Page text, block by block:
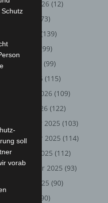
August 2026 (12)
(73)
(139)
(99)
(99)
März 2026 (115)
Februar 2026 (109)
Januar 2026 (122)
Dezember 2025 (103)
November 2025 (114)
Oktober 2025 (112)
September 2025 (93)
August 2025 (90)
(90)
soll
vorab